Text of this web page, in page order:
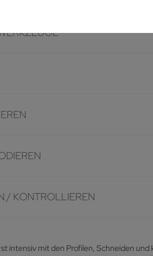
/ KONTROLLIEREN
intensiv mit den Profilen, Schneiden